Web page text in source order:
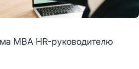
MBA HR-руководителю